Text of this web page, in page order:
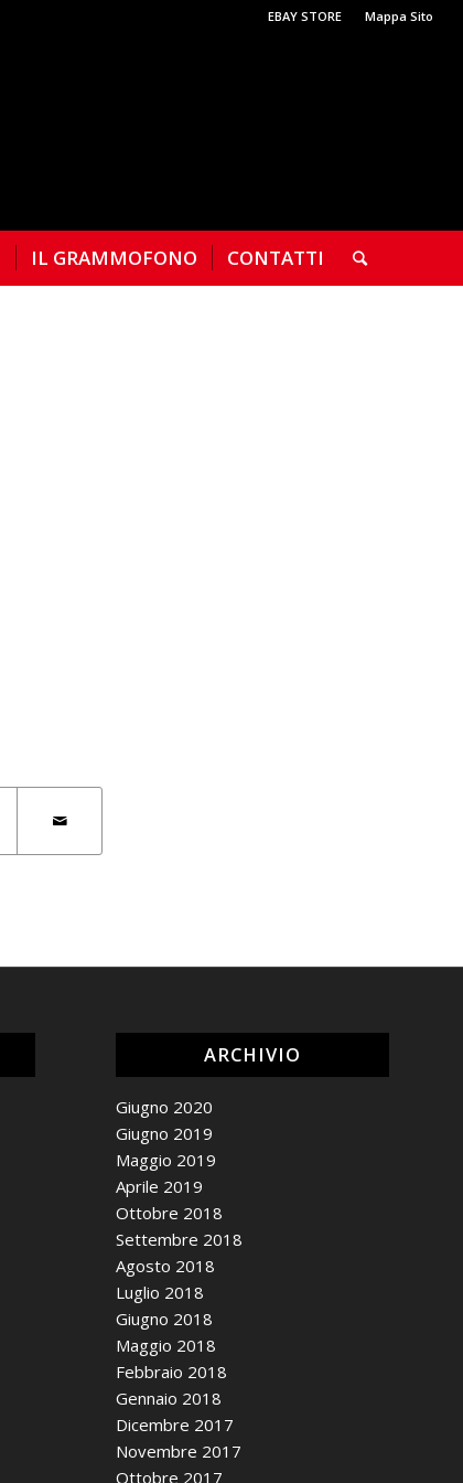
EBAY STORE Mappa Sito
IL GRAMMOFONO CONTATTI
ARCHIVIO
Giugno 2020
Giugno 2019
Maggio 2019
Aprile 2019
Ottobre 2018
Settembre 2018
Agosto 2018
Luglio 2018
Giugno 2018
Maggio 2018
Febbraio 2018
Gennaio 2018
Dicembre 2017
Novembre 2017
Ottobre 2017